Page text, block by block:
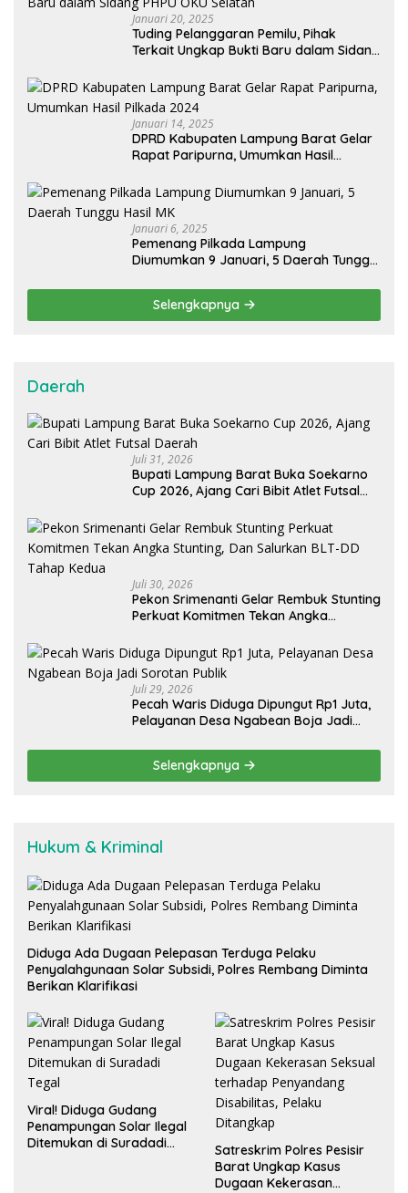
Januari 20, 2025
Tuding Pelanggaran Pemilu, Pihak
Terkait Ungkap Bukti Baru dalam Sidang
Januari 14, 2025
DPRD Kabupaten Lampung Barat Gelar
Rapat Paripurna, Umumkan Hasil
Januari 6, 2025
Pemenang Pilkada Lampung
Diumumkan 9 Januari, 5 Daerah Tunggu
Selengkapnya
Daerah
Juli 31, 2026
Bupati Lampung Barat Buka Soekarno
Cup 2026, Ajang Cari Bibit Atlet Futsal
Juli 30, 2026
Pekon Srimenanti Gelar Rembuk Stunting
Perkuat Komitmen Tekan Angka
Kedua
Juli 29, 2026
Pecah Waris Diduga Dipungut Rp1 Juta,
Pelayanan Desa Ngabean Boja Jadi
Selengkapnya
Hukum & Kriminal
Diduga Ada Dugaan Pelepasan Terduga Pelaku
Penyalahgunaan Solar Subsidi, Polres Rembang Diminta
Berikan Klarifikasi
Viral! Diduga Gudang
Penampungan Solar Ilegal
Ditemukan di Suradadi
Satreskrim Polres Pesisir
Barat Ungkap Kasus
Dugaan Kekerasan